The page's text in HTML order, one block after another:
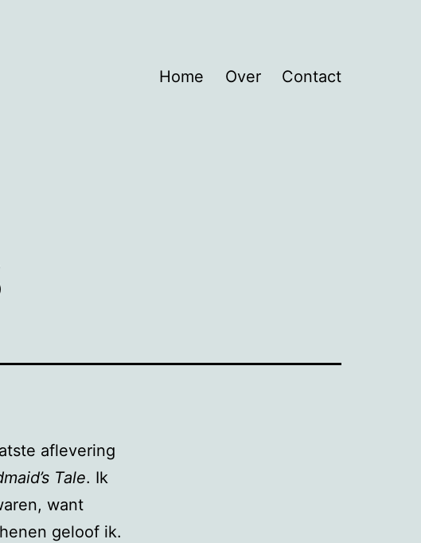
Home Over Contact
aflevering
Tale. Ik
want
geloof ik.